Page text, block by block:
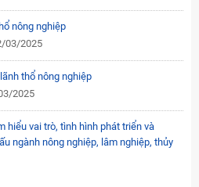
nông nghiệp
03/2025
thổ nông nghiệp
2025
hiểu vai trò, tình hình phát triển và
ngành nông nghiệp, lâm nghiệp, thủy